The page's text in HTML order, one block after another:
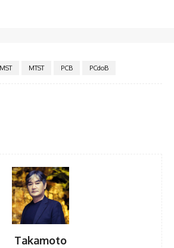
MST MTST PCB PCdoB
Takamoto